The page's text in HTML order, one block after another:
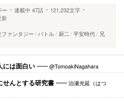
ー 連載中 47話
121,232文字
新
ファンタジー バトル 厨二 平安時代
兄
には面白い @TomoakiNagahara
せんとする研究書
泊瀬光延（はつ